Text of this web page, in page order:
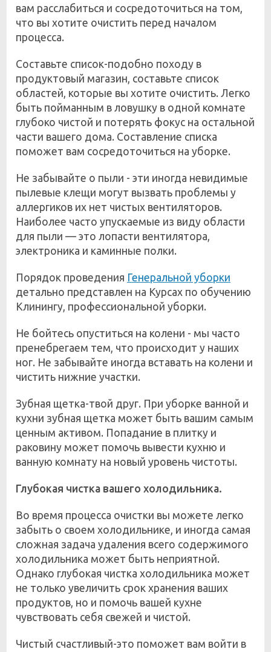
вам расслабиться и сосредоточиться на том,
что вы хотите очистить перед началом
процесса.
Составьте список-подобно походу в
продуктовый магазин, составьте список
областей, которые вы хотите очистить. Легко
быть пойманным в ловушку в одной комнате
глубоко чистой и потерять фокус на остальной
части вашего дома. Составление списка
поможет вам сосредоточиться на уборке.
Не забывайте о пыли - эти иногда невидимые
пылевые клещи могут вызвать проблемы у
аллергиков их нет чистых вентиляторов.
Наиболее часто упускаемые из виду области
для пыли — это лопасти вентилятора,
электроника и каминные полки.
Порядок проведения Генеральной уборки
детально представлен на Курсах по обучению
Клинингу, профессиональной уборки.
Не бойтесь опуститься на колени - мы часто
пренебрегаем тем, что происходит у наших
ног. Не забывайте иногда вставать на колени и
чистить нижние участки.
Зубная щетка-твой друг. При уборке ванной и
кухни зубная щетка может быть вашим самым
ценным активом. Попадание в плитку и
раковину может помочь вывести кухню и
ванную комнату на новый уровень чистоты.
Глубокая чистка вашего холодильника.
Во время процесса очистки вы можете легко
забыть о своем холодильнике, и иногда самая
сложная задача удаления всего содержимого
холодильника может быть неприятной.
Однако глубокая чистка холодильника может
не только увеличить срок хранения ваших
продуктов, но и помочь вашей кухне
чувствовать себя свежей и чистой.
Чистый счастливый-это поможет вам войти в